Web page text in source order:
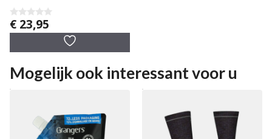
0
v
5
€ 23,95
Mogelijk ook interessant voor u